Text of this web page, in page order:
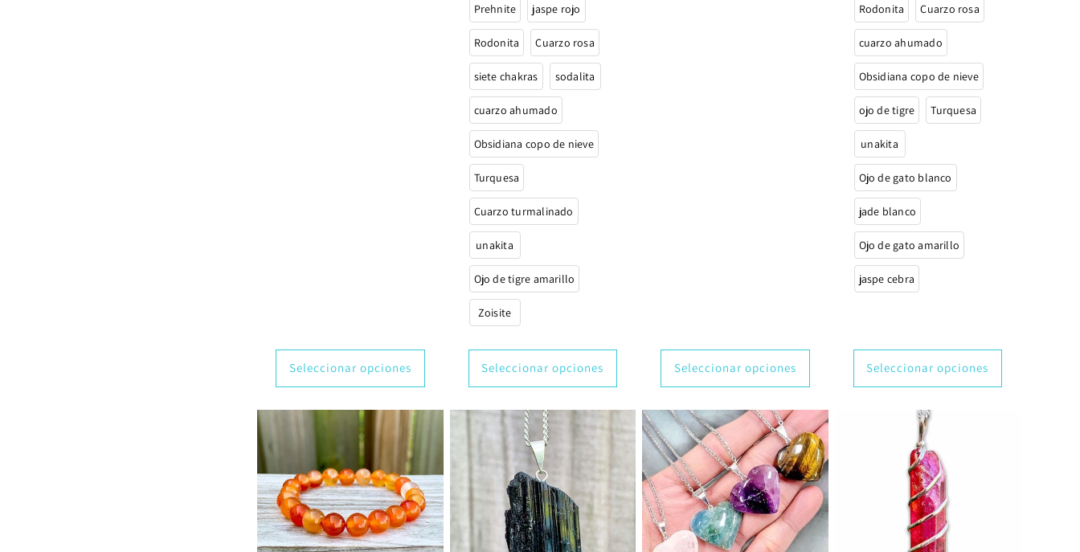
Seleccionar opciones
Prehnite jaspe rojo
Rodonita Cuarzo rosa
siete chakras sodalita
cuarzo ahumado
Obsidiana copo de nieve
Turquesa
Cuarzo turmalinado
unakita
Ojo de tigre amarillo
Zoisite
Seleccionar opciones Seleccionar opciones
Rodonita Cuarzo rosa
cuarzo ahumado
Obsidiana copo de nieve
ojo de tigre Turquesa
unakita
Ojo de gato blanco
jade blanco
Ojo de gato amarillo
jaspe cebra
Seleccionar opciones